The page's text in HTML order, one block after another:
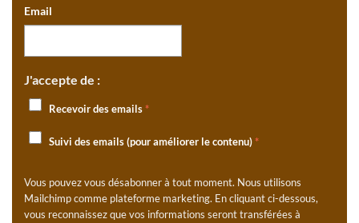
Email
J'accepte de :
Recevoir des emails*
Suivi des emails (pour améliorer le contenu)*
Vous pouvez vous désabonner à tout moment. Nous utilisons
Mailchimp comme plateforme marketing. En cliquant ci-dessous,
vous reconnaissez que vos informations seront transférées à